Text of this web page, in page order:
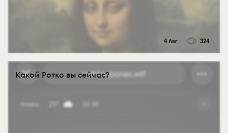
4 Авг 324
Какой Ротко вы сейчас?